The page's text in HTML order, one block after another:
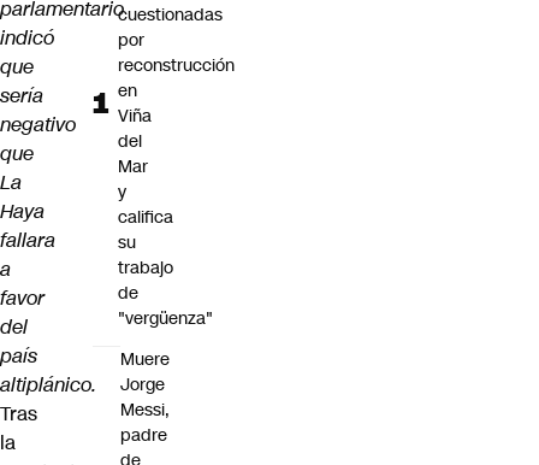
parlamentario
indicó
que
sería
negativo
que
La
Haya
fallara
a
favor
del
país
altiplánico.
Tras
la
cuestionadas
por
reconstrucción
en
Viña
del
Mar
y
califica
su
trabajo
de
"vergüenza"
Muere
Jorge
Messi,
padre
de